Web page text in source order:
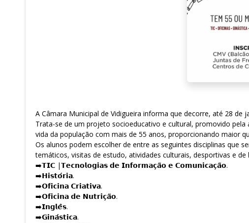
A Câmara Municipal de Vidigueira informa que decorre, até 28
Trata-se de um projeto socioeducativo e cultural, promovido
vida da população com mais de 55 anos, proporcionando maior
Os alunos podem escolher de entre as seguintes disciplinas que
temáticos, visitas de estudo, atividades culturais, desportivas e de
➡️𝗧𝗜𝗖 |𝗧𝗲𝗰𝗻𝗼𝗹𝗼𝗴𝗶𝗮𝘀 𝗱𝗲 𝗜𝗻𝗳𝗼𝗿𝗺𝗮𝗰̧𝗮̃𝗼 𝗲 𝗖𝗼𝗺𝘂𝗻𝗶𝗰𝗮𝗰̧𝗮̃𝗼.
➡️𝗛𝗶𝘀𝘁𝗼́𝗿𝗶𝗮.
➡️𝗢𝗳𝗶𝗰𝗶𝗻𝗮 𝗖𝗿𝗶𝗮𝘁𝗶𝘃𝗮.
➡️𝗢𝗳𝗶𝗰𝗶𝗻𝗮 𝗱𝗲 𝗡𝘂𝘁𝗿𝗶𝗰̧𝗮̃𝗼.
➡️𝗜𝗻𝗴𝗹𝗲̂𝘀.
➡️𝗚𝗶𝗻𝗮́𝘀𝘁𝗶𝗰𝗮.